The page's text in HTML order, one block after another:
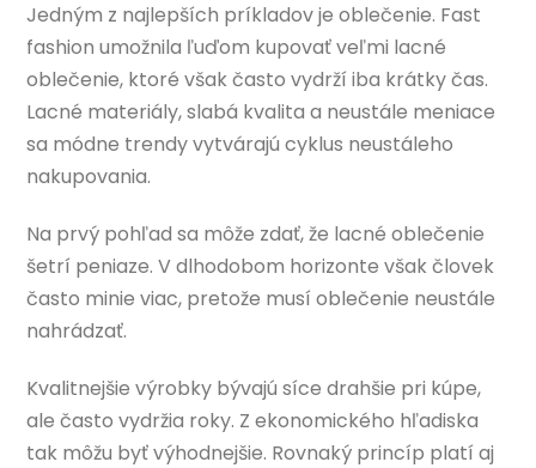
Jedným z najlepších príkladov je oblečenie. Fast
fashion umožnila ľuďom kupovať veľmi lacné
oblečenie, ktoré však často vydrží iba krátky čas.
Lacné materiály, slabá kvalita a neustále meniace
sa módne trendy vytvárajú cyklus neustáleho
nakupovania.
Na prvý pohľad sa môže zdať, že lacné oblečenie
šetrí peniaze. V dlhodobom horizonte však človek
často minie viac, pretože musí oblečenie neustále
nahrádzať.
Kvalitnejšie výrobky bývajú síce drahšie pri kúpe,
ale často vydržia roky. Z ekonomického hľadiska
tak môžu byť výhodnejšie. Rovnaký princíp platí aj